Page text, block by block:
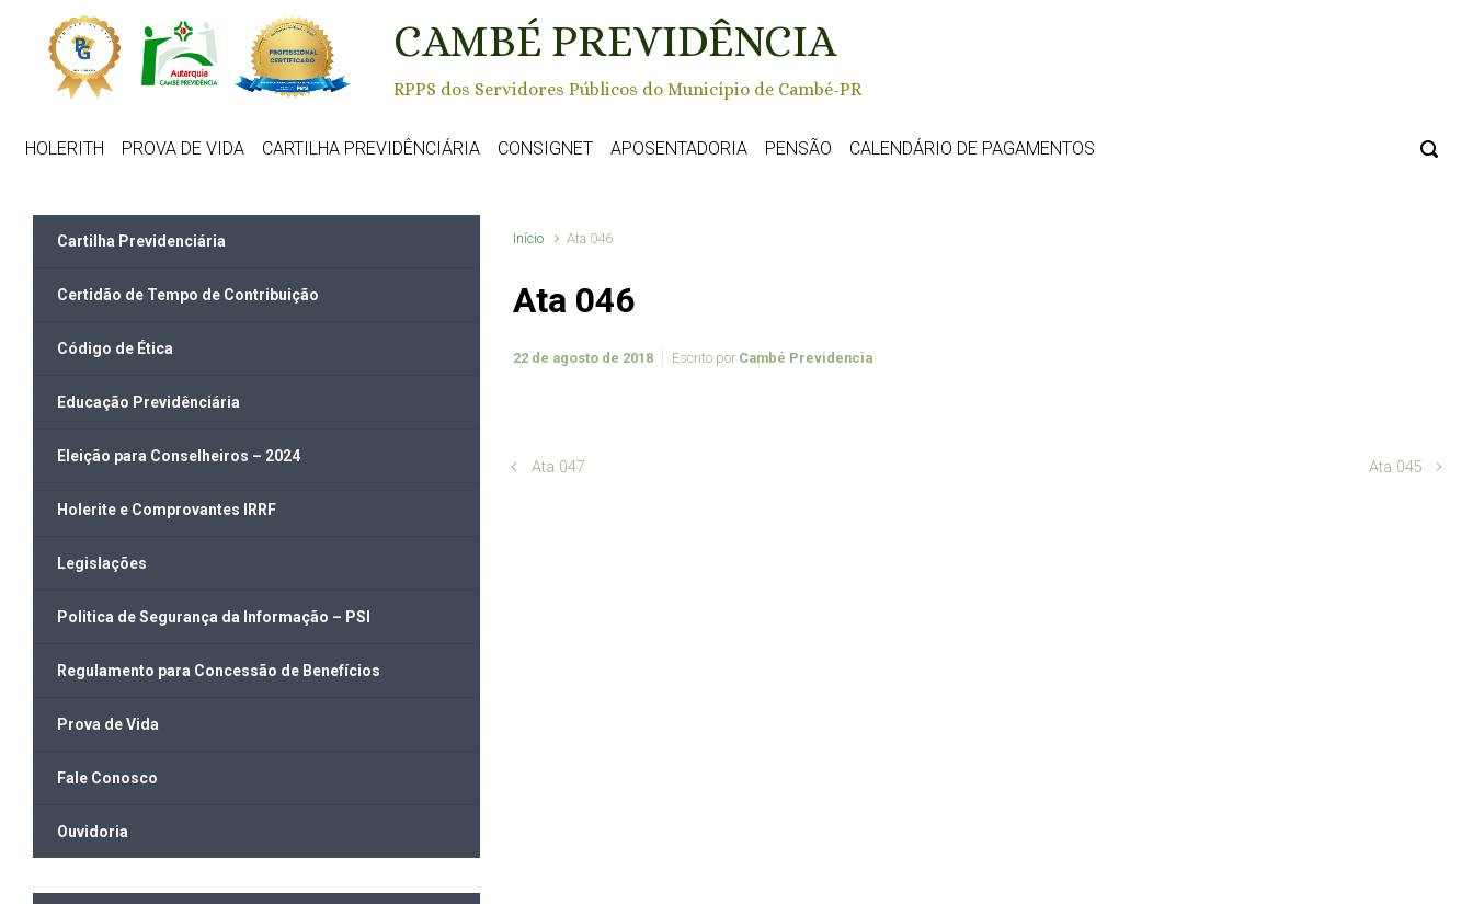
Skip to main content
CAMBÉ PREVIDÊNCIA
RPPS dos Servidores Públicos do Município de Cambé-PR
HOLERITH PROVA DE VIDA CARTILHA PREVIDÊNCIÁRIA CONSIGNET APOSENTADORIA PENSÃO CALENDÁRIO DE PAGAMENTOS
Início Ata 046
Ata 046
22 de agosto de 2018 Escrito por Cambé Previdencia
Ata 047 Ata 045
Cartilha Previdenciária
Certidão de Tempo de Contribuição
Código de Ética
Educação Previdênciária
Eleição para Conselheiros – 2024
Holerite e Comprovantes IRRF
Legislações
Politica de Segurança da Informação – PSI
Regulamento para Concessão de Benefícios
Prova de Vida
Fale Conosco
Ouvidoria